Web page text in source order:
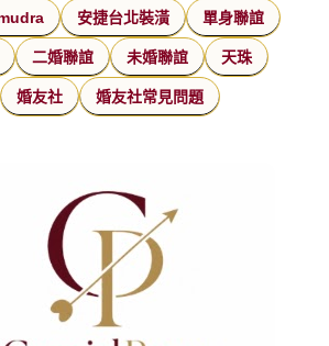
安捷台北裝潢 單身聯誼
二婚聯誼 未婚聯誼 天珠
婚友社 婚友社常見問題